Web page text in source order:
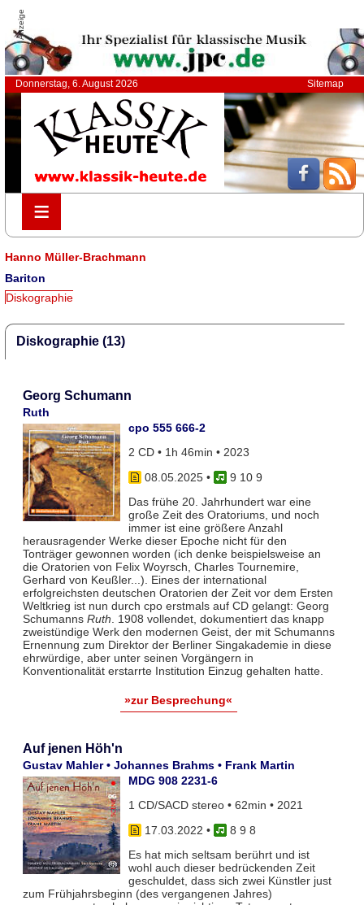
Anzeige
Donnerstag, 6. August 2026 Sitemap
≡
≡
Hanno Müller-Brachmann
Bariton
Diskographie
Diskographie (13)
Georg Schumann
Ruth
cpo 555 666-2
2 CD • 1h 46min • 2023
08.05.2025•
9 10 9
Das frühe 20. Jahrhundert war eine
große Zeit des Oratoriums, und noch
immer ist eine größere Anzahl
herausragender Werke dieser Epoche nicht für den
Tonträger gewonnen worden (ich denke beispielsweise an
die Oratorien von Felix Woyrsch, Charles Tournemire,
Gerhard von Keußler...). Eines der international
erfolgreichsten deutschen Oratorien der Zeit vor dem Ersten
Weltkrieg ist nun durch cpo erstmals auf CD gelangt: Georg
Schumanns Ruth . 1908 vollendet, dokumentiert das knapp
zweistündige Werk den modernen Geist, der mit Schumanns
Ernennung zum Direktor der Berliner Singakademie in diese
ehrwürdige, aber unter seinen Vorgängern in
Konventionalität erstarrte Institution Einzug gehalten hatte.
»zur Besprechung«
Auf jenen Höh'n
Gustav Mahler • Johannes Brahms • Frank Martin
MDG 908 2231-6
1 CD/SACD stereo • 62min • 2021
17.03.2022 •
8 9 8
Es hat mich seltsam berührt und ist
wohl auch dieser bedrückenden Zeit
geschuldet, dass sich zwei Künstler just
zum Frühjahrsbeginn (des vergangenen Jahres)